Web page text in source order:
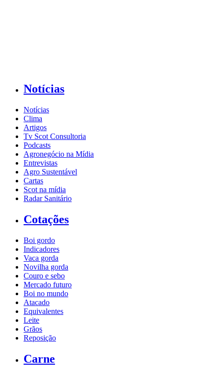
Notícias
Notícias
Clima
Artigos
Tv Scot Consultoria
Podcasts
Agronegócio na Mídia
Entrevistas
Agro Sustentável
Cartas
Scot na mídia
Radar Sanitário
Cotações
Boi gordo
Indicadores
Vaca gorda
Novilha gorda
Couro e sebo
Mercado futuro
Boi no mundo
Atacado
Equivalentes
Leite
Grãos
Reposição
Carne